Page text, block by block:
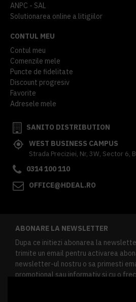
ANPC - SAL
Solutionarea online a litigiilor
CONTUL MEU
Contul meu
Comenzile mele
Puncte de fidelitate
Discount progresiv
Favorite
Adresele mele
SANITO DISTRIBUTION
WEST BUSINESS CAMPUS
Strada Preciziei, Nr, 3W, Sector 6,
0314 100 110
OFFICE@HDEAL.RO
ABONARE LA NEWSLETTER
Dupa ce initiezi abonarea la
trimite un email pentru activarea
newsletter-ul nostru o sa primesti
promotional sau informativ si cu o
redusa. Daca doresti sa te
newsletter primit, daca esti client